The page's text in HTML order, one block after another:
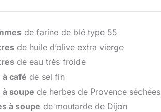
de farine de blé type 55
de huile d’olive extra vierge
de eau très froide
café de sel fin
soupe de herbes de Provence séchées
à soupe de moutarde de Dijon